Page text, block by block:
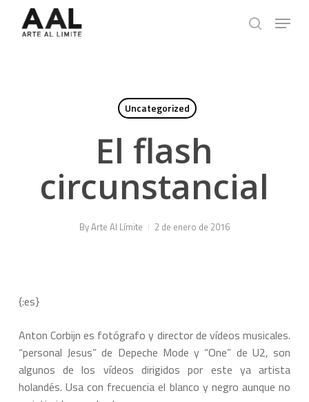
search
Menu
Uncategorized
El flash
circunstancial
ByArte Al Límite 2 de enero de 2016
{:es}
Anton Corbijn es fotógrafo y director de vídeos musicales.
“personal Jesus” de Depeche Mode y “One” de U2, son
algunos de los vídeos dirigidos por este ya artista
holandés. Usa con frecuencia el blanco y negro aunque no